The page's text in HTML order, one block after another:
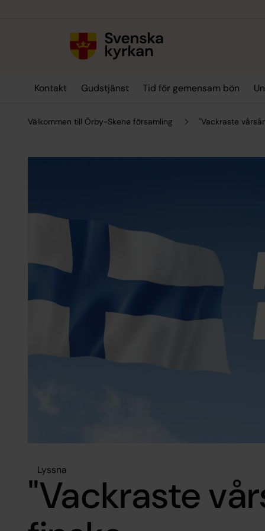
Kontakt Gudstjänst Tid för gemensam bön
Välkommen till Örby-Skene församling "Vackraste
Lyssna
"Vackraste